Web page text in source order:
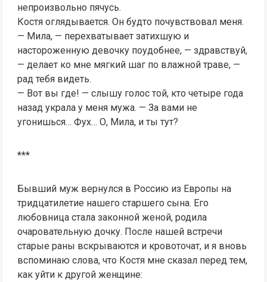
непроизвольно пячусь.
Костя оглядывается. Он будто почувствовал меня.
— Мила, — перехватывает затихшую и
настороженную девочку поудобнее, — здравствуй,
— делает ко мне мягкий шаг по влажной траве, —
рад тебя видеть.
— Вот вы где! — слышу голос той, кто четыре года
назад украла у меня мужа. — За вами не
угонишься… Фух… О, Мила, и ты тут?
***
Бывший муж вернулся в Россию из Европы на
тридцатилетие нашего старшего сына. Его
любовница стала законной женой, родила
очаровательную дочку. После нашей встречи
старые раны вскрываются и кровоточат, и я вновь
вспоминаю слова, что Костя мне сказал перед тем,
как уйти к другой женщине: